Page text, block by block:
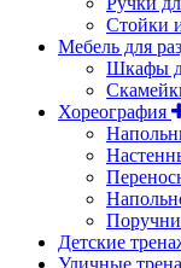
Стойки
Мебель для
Шкафы
Хореография
Поручни
Детские
Уличные